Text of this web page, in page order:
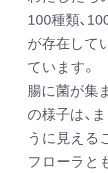
100種類、
が存在して
ています。
腸に菌が集
の様子は、
うに見える
フローラと